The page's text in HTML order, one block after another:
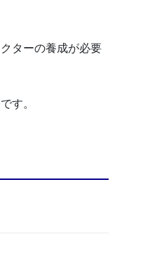
ターの養成が必要
です。